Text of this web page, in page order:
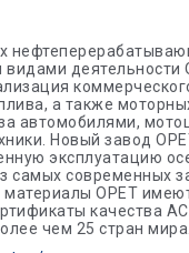
деятельности
а также
автомобилями,
Новый завод
эксплуатацию
самых современных
OPET
качества
чем 25 стран мира.